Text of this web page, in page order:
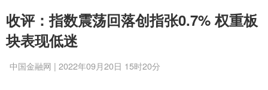
收评：指数震荡回落创指张0.7% 权重板
块表现低迷
中国金融网 | 2022年09月20日 15时20分